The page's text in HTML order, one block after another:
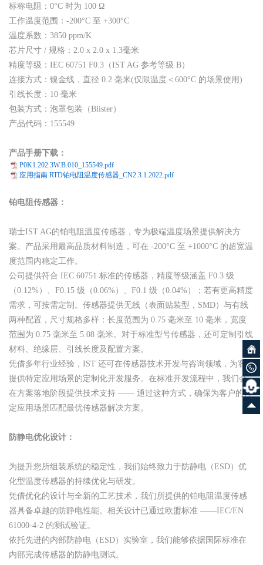
标称电阻：0°C 时为 100 Ω
工作温度范围：-200°C 至 +300°C
温度系数：3850 ppm/K
芯片尺寸 / 规格：2.0 x 2.0 x 1.3毫米
精度等级：IEC 60751 F0.3（IST AG 参考等级 B）
连接方式：镍金线，直径 0.2 毫米(仅限温度＜600°C 的场景使用)
引线长度：10 毫米
包装方式：泡罩包装（Blister）
产品代码：155549
产品手册下载：
P0K1.202.3W.B.010_155549.pdf
应用指南 RTD铂电阻温度传感器_CN2.3.1.2022.pdf
铂电阻传感器：
瑞士IST AG的铂电阻温度传感器，专为极端温度场景提供解决方
案。产品采用最高品质材料制造，可在 -200°C 至 +1000°C 的超宽温
度范围内稳定工作。
公司提供符合 IEC 60751 标准的传感器，精度等级涵盖 F0.3 级
（0.12%）、F0.15 级（0.06%）、F0.1 级（0.04%）；若有更高精度
需求，可按需定制。传感器提供无线（表面贴装型，SMD）与有线
两种配置，尺寸规格多样：长度范围为 0.75 毫米至 10 毫米，宽度
范围为 0.75 毫米至 5.08 毫米。对于标准型号传感器，还可定制引线
材料、绝缘层、引线长度及配置方案。
凭借多年行业经验，IST 还可在传感器技术开发与咨询领域，为客户
提供特定应用场景的定制化开发服务。在标准开发流程中，我们会
在方案落地阶段提供技术支持 —— 通过这种方式，确保为客户的特
定应用场景匹配最优传感器解决方案。
防静电优化设计：
为提升您所组装系统的稳定性，我们始终致力于防静电（ESD）优
化型温度传感器的持续优化与研发。
凭借优化的设计与全新的工艺技术，我们所提供的铂电阻温度传感
器具备卓越的防静电性能。相关设计已通过欧盟标准 ——IEC/EN
61000-4-2 的测试验证。
依托先进的内部防静电（ESD）实验室，我们能够依据国际标准在
内部完成传感器的防静电测试。